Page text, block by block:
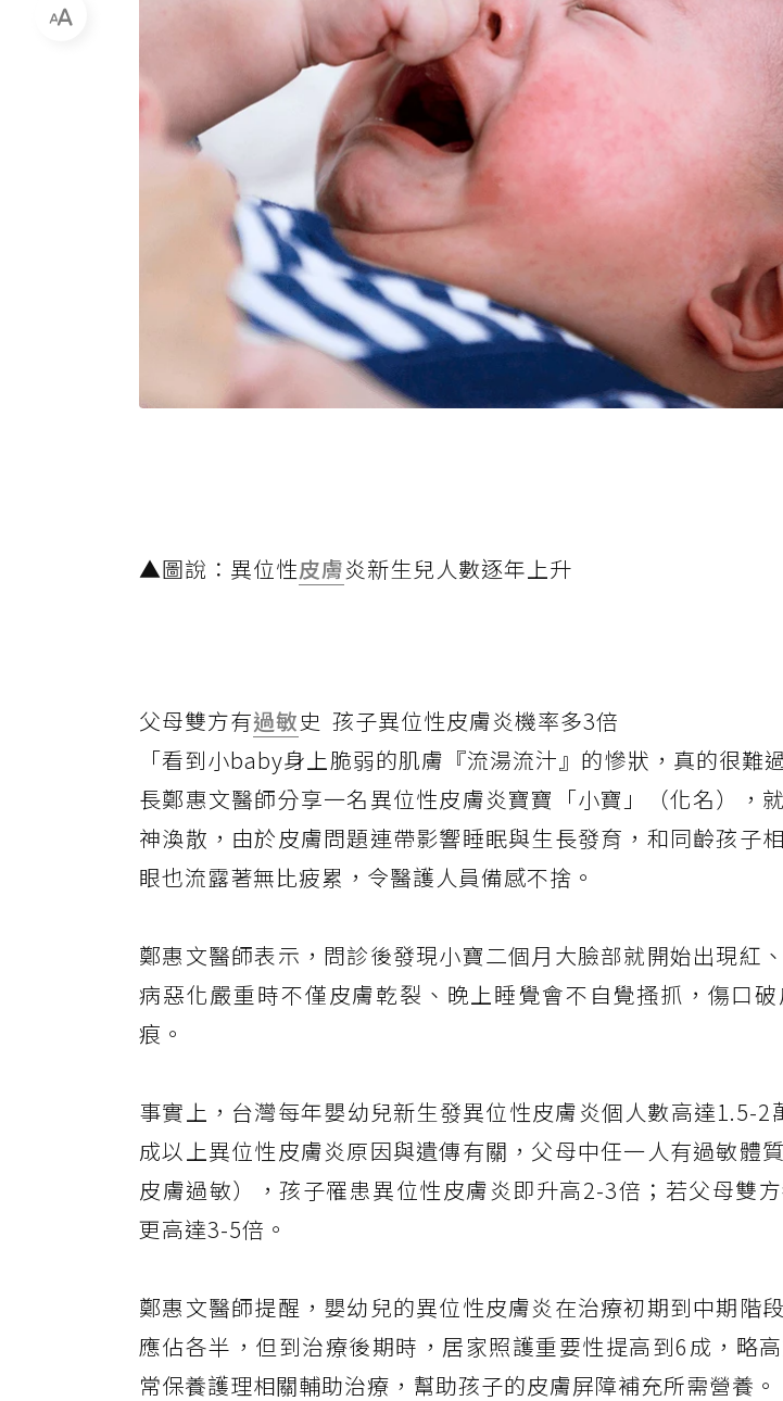
▲圖說：異位性皮膚炎新生兒人數逐年上升
父母雙方有過敏史 孩子異位性皮膚炎機率多3倍
「看到小baby身上脆弱的肌膚『流湯流汁』的慘狀，真的很難
長鄭惠文醫師分享一名異位性皮膚炎寶寶「小寶」（化名），
神渙散，由於皮膚問題連帶影響睡眠與生長發育，和同齡孩子
眼也流露著無比疲累，令醫護人員備感不捨。
鄭惠文醫師表示，問診後發現小寶二個月大臉部就開始出現紅
病惡化嚴重時不僅皮膚乾裂、晚上睡覺會不自覺搔抓，傷口
痕。
事實上，台灣每年嬰幼兒新生發異位性皮膚炎個人數高達1.5-2
成以上異位性皮膚炎原因與遺傳有關，父母中任一人有過敏體
皮膚過敏），孩子罹患異位性皮膚炎即升高2-3倍；若父母雙
更高達3-5倍。
鄭惠文醫師提醒，嬰幼兒的異位性皮膚炎在治療初期到中期階
應佔各半，但到治療後期時，居家照護重要性提高到6成，略
常保養護理相關輔助治療，幫助孩子的皮膚屏障補充所需營養。